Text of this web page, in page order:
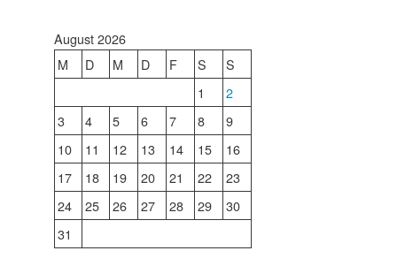
August 2026
M
D M D F S
S
1
2
3
4 5 6 7 8
9
10
11 12 13 14 15
16
17
18 19 20 21 22
23
24
25 26 27 28 29
30
31